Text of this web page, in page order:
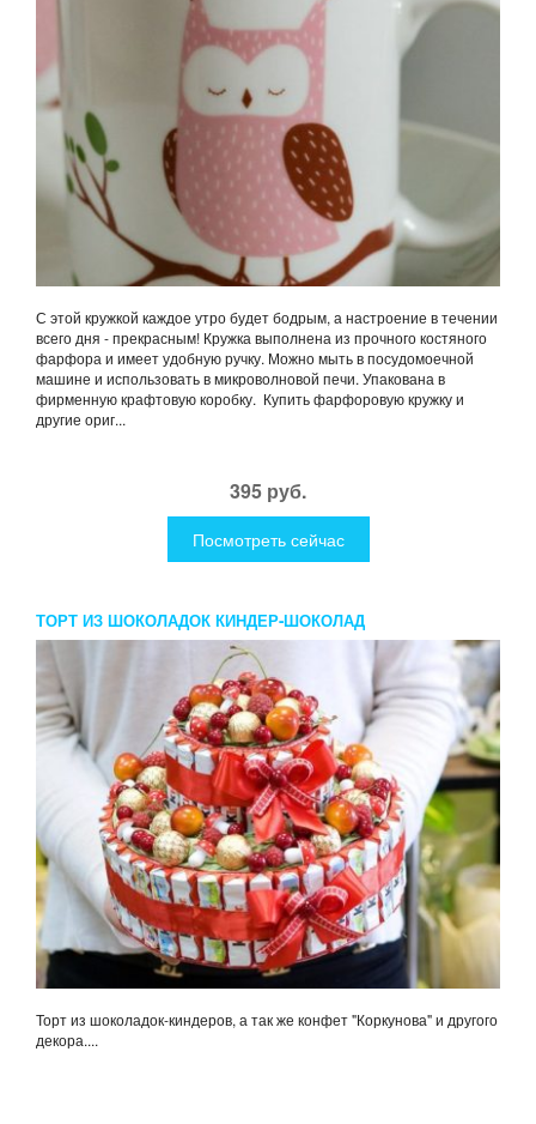
С этой кружкой каждое утро будет бодрым, а настроение в течении
всего дня - прекрасным! Кружка выполнена из прочного костяного
фарфора и имеет удобную ручку. Можно мыть в посудомоечной
машине и использовать в микроволновой печи. Упакована в
фирменную крафтовую коробку. Купить фарфоровую кружку и
другие ориг...
395 руб.
Посмотреть сейчас
ТОРТ ИЗ ШОКОЛАДОК КИНДЕР-ШОКОЛАД
Торт из шоколадок-киндеров, а так же конфет "Коркунова" и другого
декора....